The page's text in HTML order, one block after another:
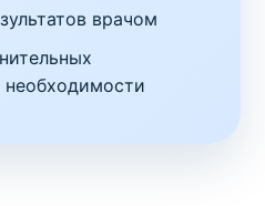
врачом
необходимости